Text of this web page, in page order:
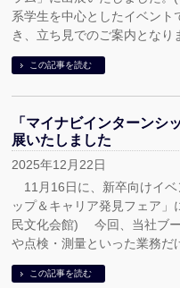
系学生を中心としたイベン
き、立ち見でのご案内となり
この記事を読む
「マイナビインターンシ
展いたしました
2025年12月22日
11月16日に、新卒向けイベ
ップ＆キャリア発見フェア
民文化会館) 今回、当社ブ
や点検・測量といった業務だ
この記事を読む